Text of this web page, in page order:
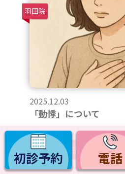
羽田院
2025.12.03
「動悸」について
羽田院下重院長ブ
初診予約 電話